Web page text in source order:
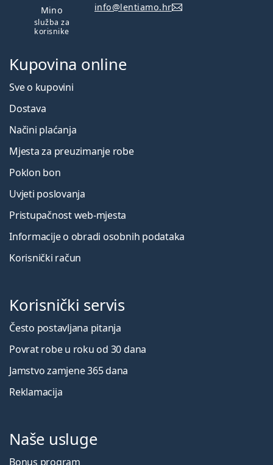
Mino
služba za
korisnike
info@lentiamo.hr
Kupovina online
Sve o kupovini
Dostava
Načini plaćanja
Mjesta za preuzimanje robe
Poklon bon
Uvjeti poslovanja
Pristupačnost web-mjesta
Informacije o obradi osobnih podataka
Korisnički račun
Korisnički servis
Često postavljana pitanja
Povrat robe u roku od 30 dana
Jamstvo zamjene 365 dana
Reklamacija
Naše usluge
Bonus program